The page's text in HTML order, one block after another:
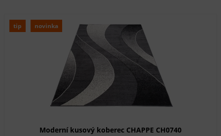
tip novinka
Moderní kusový koberec CHAPPE CH0740